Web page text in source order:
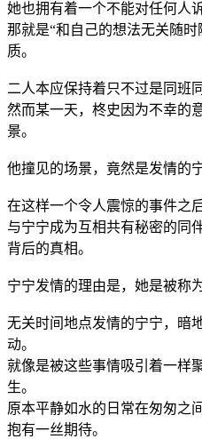
她也拥有着一个不能对任何人
那就是“和自己的想法无关随
质。
二人本应保持着只不过是同班
然而某一天，柊史因为不幸的
景。
他撞见的场景，竟然是发情的
在这样一个令人震惊的事件之
与宁宁成为互相共有秘密的同
背后的真相。
宁宁发情的理由是，她是被称
无关时间地点发情的宁宁，暗
动。
就像是被这些事情吸引着一样
生。
原本平静如水的日常在匆匆之
抱有一丝期待。